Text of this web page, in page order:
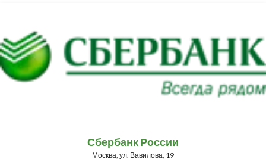
Сбербанк России
Москва, ул. Вавилова, 19